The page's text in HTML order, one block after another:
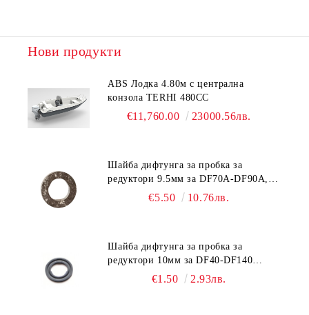
Ние ще се свържем с вас в рамките на работния ден.
Нови продукти
ABS Лодка 4.80м с централна
конзола TERHI 480CC
€11,760.00 23000.56лв.
Шайба дифтунга за пробка за
редуктори 9.5мм за DF70A-DF90A,
DF150-DF350 Suzuki 09168-10038
€5.50 10.76лв.
Шайба дифтунга за пробка за
редуктори 10мм за DF40-DF140
Suzuki 09168-10022
€1.50 2.93лв.